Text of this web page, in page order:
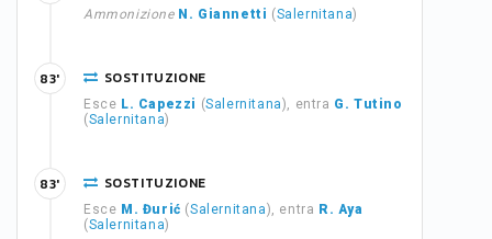
Ammonizione N. Giannetti (Salernitana)
SOSTITUZIONE
Esce L. Capezzi (Salernitana), entra G. Tutino
(Salernitana)
83'
SOSTITUZIONE
Esce M. Đurić (Salernitana), entra R. Aya
(Salernitana)
83'